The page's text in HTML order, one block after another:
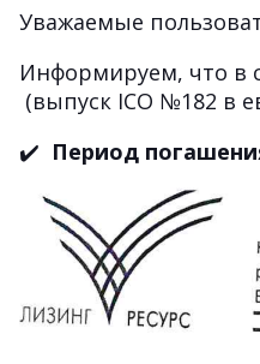
Уважаемые
Информируем, что
(выпуск ICO №182 в
✔️ Период